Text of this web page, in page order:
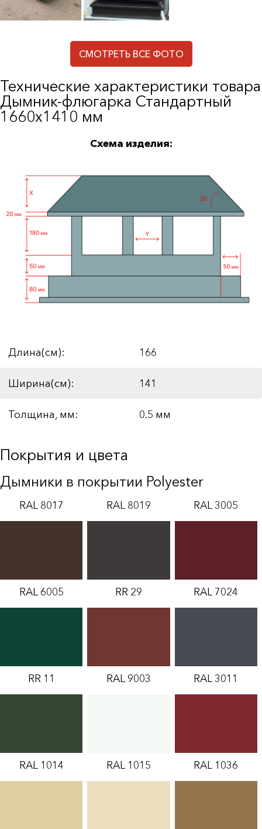
СМОТРЕТЬ ВСЕ ФОТО
Технические характеристики товара
Дымник-флюгарка Стандартный
1660х1410 мм
Схема изделия:
Длина(см): 166
Ширина(см): 141
Толщина, мм: 0.5 мм
Покрытия и цвета
Дымники в покрытии Polyester
RAL 8017 RAL 8019 RAL 3005
RAL 6005 RR 29 RAL 7024
RR 11 RAL 9003 RAL 3011
RAL 1014 RAL 1015 RAL 1036